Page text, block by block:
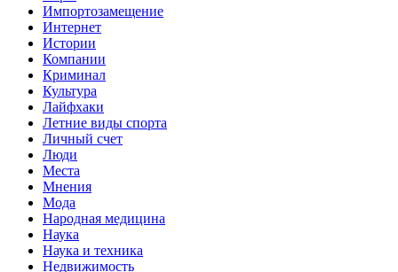
Импортозамещение
Интернет
Истории
Компании
Криминал
Культура
Лайфхаки
Летние виды спорта
Личный счет
Люди
Места
Мнения
Мода
Народная медицина
Наука
Наука и техника
Недвижимость